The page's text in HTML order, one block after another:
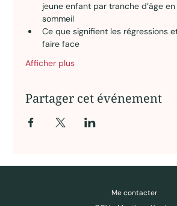
jeune enfant par tranche d’âge
sommeil
Ce que signifient les régressions
faire face
Afficher plus
Partager cet événement
Me contacter